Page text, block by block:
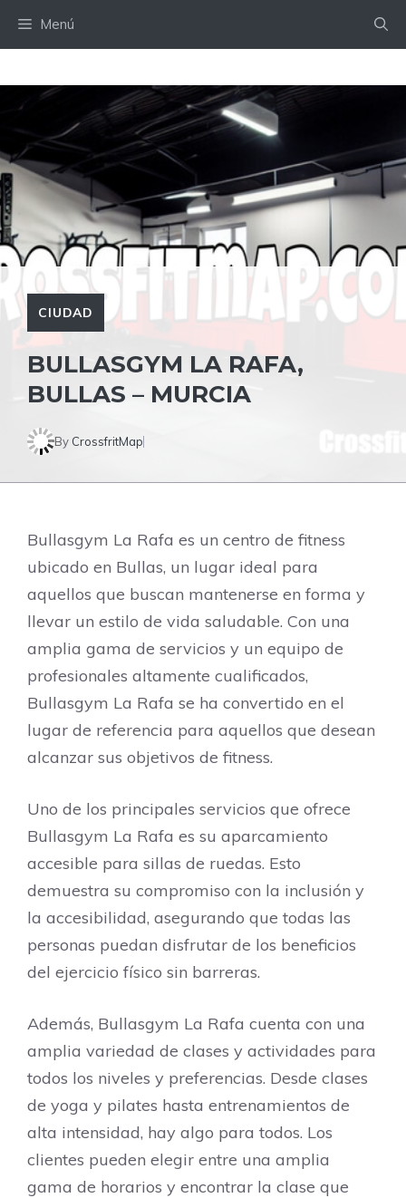
Menú
CIUDAD
BULLASGYM LA RAFA,
BULLAS – MURCIA
By CrossfritMap
Bullasgym La Rafa es un centro de fitness
ubicado en Bullas, un lugar ideal para
aquellos que buscan mantenerse en forma y
llevar un estilo de vida saludable. Con una
amplia gama de servicios y un equipo de
profesionales altamente cualificados,
Bullasgym La Rafa se ha convertido en el
lugar de referencia para aquellos que desean
alcanzar sus objetivos de fitness.
Uno de los principales servicios que ofrece
Bullasgym La Rafa es su aparcamiento
accesible para sillas de ruedas. Esto
demuestra su compromiso con la inclusión y
la accesibilidad, asegurando que todas las
personas puedan disfrutar de los beneficios
del ejercicio físico sin barreras.
Además, Bullasgym La Rafa cuenta con una
amplia variedad de clases y actividades para
todos los niveles y preferencias. Desde clases
de yoga y pilates hasta entrenamientos de
alta intensidad, hay algo para todos. Los
clientes pueden elegir entre una amplia
gama de horarios y encontrar la clase que